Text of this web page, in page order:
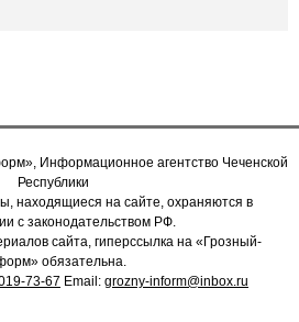
Информационное агентство Чеченской
Республики
находящиеся на сайте, охраняются в
с законодательством РФ.
сайта, гиперссылка на «Грозный-
обязательна.
73-67 Email: grozny-inform@inbox.ru